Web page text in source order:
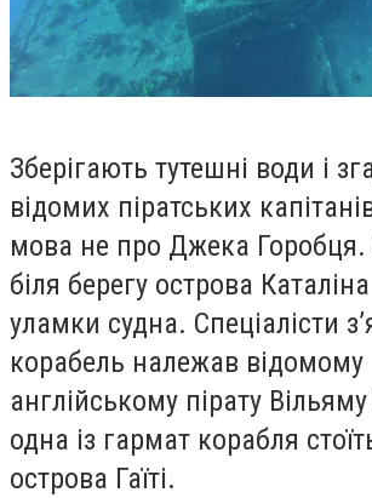
Зберігають тутешні води і
відомих піратських
мова не про Джека
біля берегу острова
уламки судна. Спеціалісти
корабель належав відомому
англійському пірату
одна із гармат корабля
острова Гаїті.